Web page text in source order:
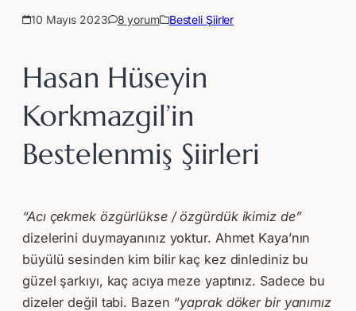
10 Mayıs 2023 8 yorum Besteli Şiirler
Hasan Hüseyin
Korkmazgil’in
Bestelenmiş Şiirleri
“Acı çekmek özgürlükse / özgürdük ikimiz de”
dizelerini duymayanınız yoktur. Ahmet Kaya’nın
büyülü sesinden kim bilir kaç kez dinlediniz bu
güzel şarkıyı, kaç acıya meze yaptınız. Sadece bu
dizeler değil tabi. Bazen “yaprak döker bir yanımız